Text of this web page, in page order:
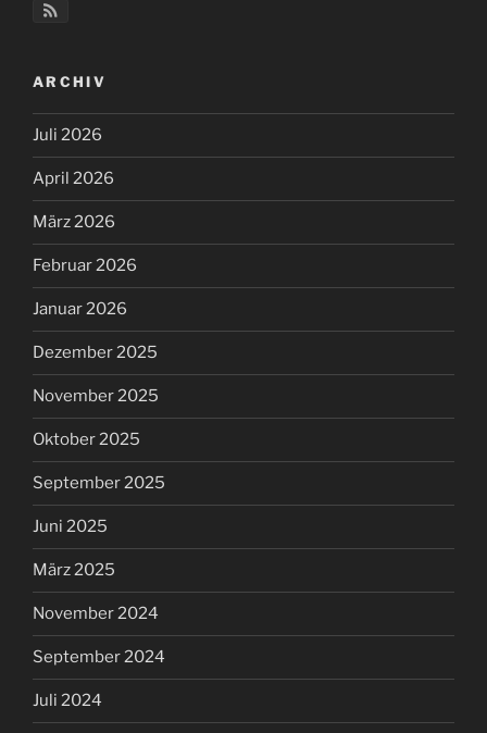
ARCHIV
Juli 2026
April 2026
März 2026
Februar 2026
Januar 2026
Dezember 2025
November 2025
Oktober 2025
September 2025
Juni 2025
März 2025
November 2024
September 2024
Juli 2024